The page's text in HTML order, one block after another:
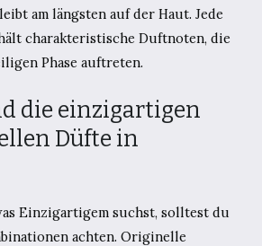
am längsten auf der Haut. Jede
charakteristische Duftnoten, die
Phase auftreten.
die einzigartigen
Düfte in
Einzigartigem suchst, solltest du
achten. Originelle